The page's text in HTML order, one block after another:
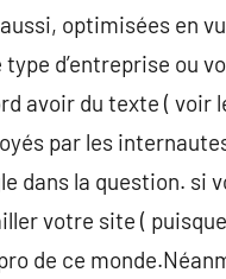
optimisées en
d’entreprise ou
avoir du texte (
par les
dans la question. si
votre site (
de ce